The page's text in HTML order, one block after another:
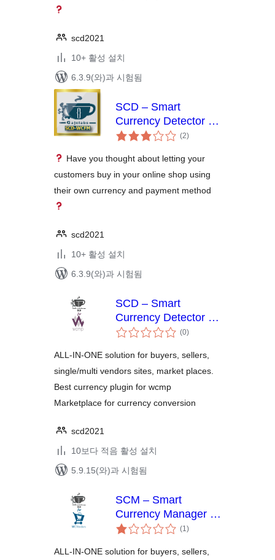
scd2021
10+ 활성 설치
6.3.9(와)과 시험됨
SCD – Smart
Currency Detector –
Premium Variant for
(2전
체)
Have you thought about letting your
customers buy in your online shop using
their own currency and payment method
scd2021
10+ 활성 설치
6.3.9(와)과 시험됨
SCD – Smart
Currency Detector –
Premium Variant for
(0전
체
점
)
ALL-IN-ONE solution for buyers, sellers,
single/multi vendors sites, market places.
Best currency plugin for wcmp
Marketplace for currency conversion
scd2021
10보다 적음 활성 설치
5.9.15(와)과 시험됨
SCM – Smart
Currency Manager –
Premium Variant for
(1전
체
점
)
ALL-IN-ONE solution for buyers, sellers,